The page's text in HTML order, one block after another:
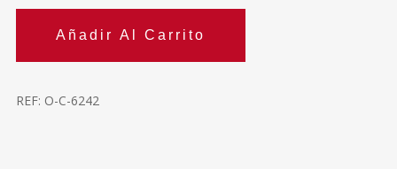
Añadir Al Carrito
REF: O-C-6242